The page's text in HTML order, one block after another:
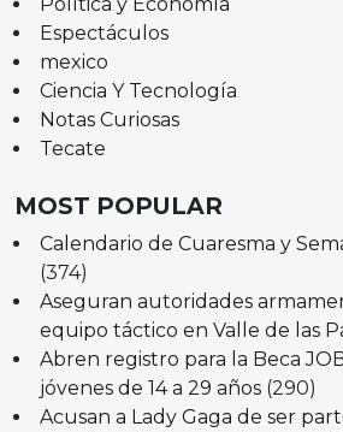
Espectáculos
mexico
Ciencia Y Tecnología
Notas Curiosas
Tecate
MOST POPULAR
Calendario de Cuaresma y
(374)
Aseguran autoridades
equipo táctico en Valle de las
Abren registro para la Beca
jóvenes de 14 a 29 años (290)
Acusan a Lady Gaga de ser